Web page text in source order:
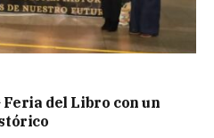
del Libro con un